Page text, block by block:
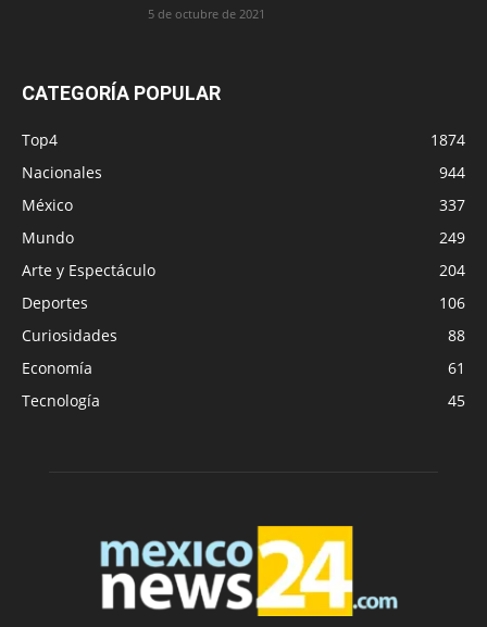
5 de octubre de 2021
CATEGORÍA POPULAR
Top4
1874
Nacionales
944
México
337
Mundo
249
Arte y Espectáculo
204
Deportes
106
Curiosidades
88
Economía
61
Tecnología
45